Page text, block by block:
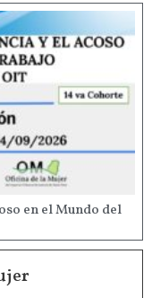
en el Mundo del